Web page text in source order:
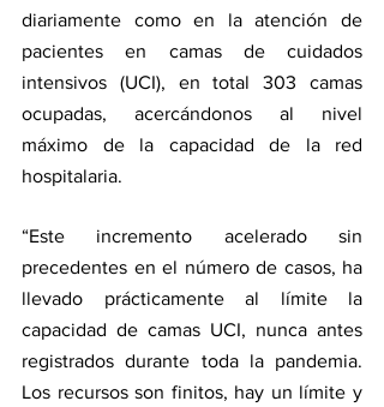
diariamente como en la atención de
pacientes en camas de cuidados
intensivos (UCI), en total 303 camas
ocupadas, acercándonos al nivel
máximo de la capacidad de la red
hospitalaria.
“Este incremento acelerado sin
precedentes en el número de casos, ha
llevado prácticamente al límite la
capacidad de camas UCI, nunca antes
registrados durante toda la pandemia.
Los recursos son finitos, hay un límite y